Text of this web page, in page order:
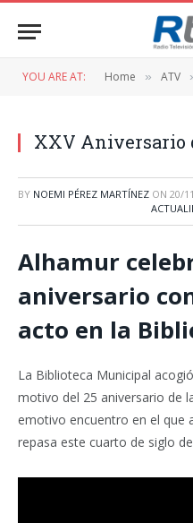
YOU ARE AT: Home » ATV
XXV Aniversario
BY NOEMI PÉREZ MARTÍNEZ ON 20/
Alhamur
aniversario
acto en la
La Biblioteca Municipal
motivo del 25 aniversario de
emotivo encuentro en el que
repasa este cuarto de siglo